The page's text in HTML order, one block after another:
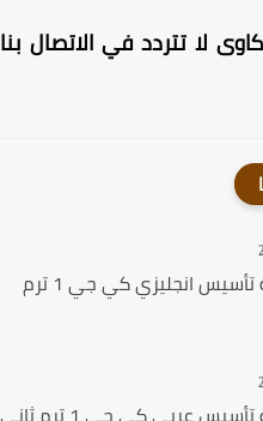
لا تتردد في الاتصال بنا
أحدث مذكرة تأسيس انجليزي كي جي 1 ترم